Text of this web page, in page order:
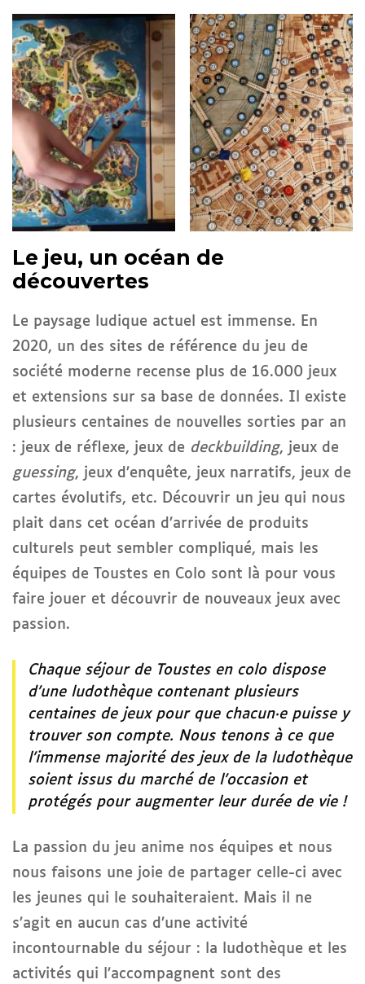
Le jeu, un océan de
découvertes
Le paysage ludique actuel est immense. En
2020, un des sites de référence du jeu de
société moderne recense plus de 16.000 jeux
et extensions sur sa base de données. Il existe
plusieurs centaines de nouvelles sorties par an
: jeux de réflexe, jeux de deckbuilding, jeux de
guessing, jeux d’enquête, jeux narratifs, jeux de
cartes évolutifs, etc. Découvrir un jeu qui nous
plait dans cet océan d’arrivée de produits
culturels peut sembler compliqué, mais les
équipes de Toustes en Colo sont là pour vous
faire jouer et découvrir de nouveaux jeux avec
passion.
Chaque séjour de Toustes en colo dispose
d’une ludothèque contenant plusieurs
centaines de jeux pour que chacun·e puisse y
trouver son compte. Nous tenons à ce que
l’immense majorité des jeux de la ludothèque
soient issus du marché de l’occasion et
protégés pour augmenter leur durée de vie !
La passion du jeu anime nos équipes et nous
nous faisons une joie de partager celle-ci avec
les jeunes qui le souhaiteraient. Mais il ne
s’agit en aucun cas d’une activité
incontournable du séjour : la ludothèque et les
activités qui l’accompagnent sont des